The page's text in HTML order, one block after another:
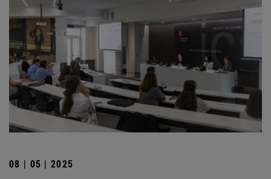
08 | 05 | 2025